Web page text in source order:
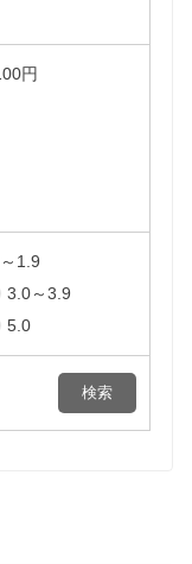
円
1.9
3.0～3.9
5.0